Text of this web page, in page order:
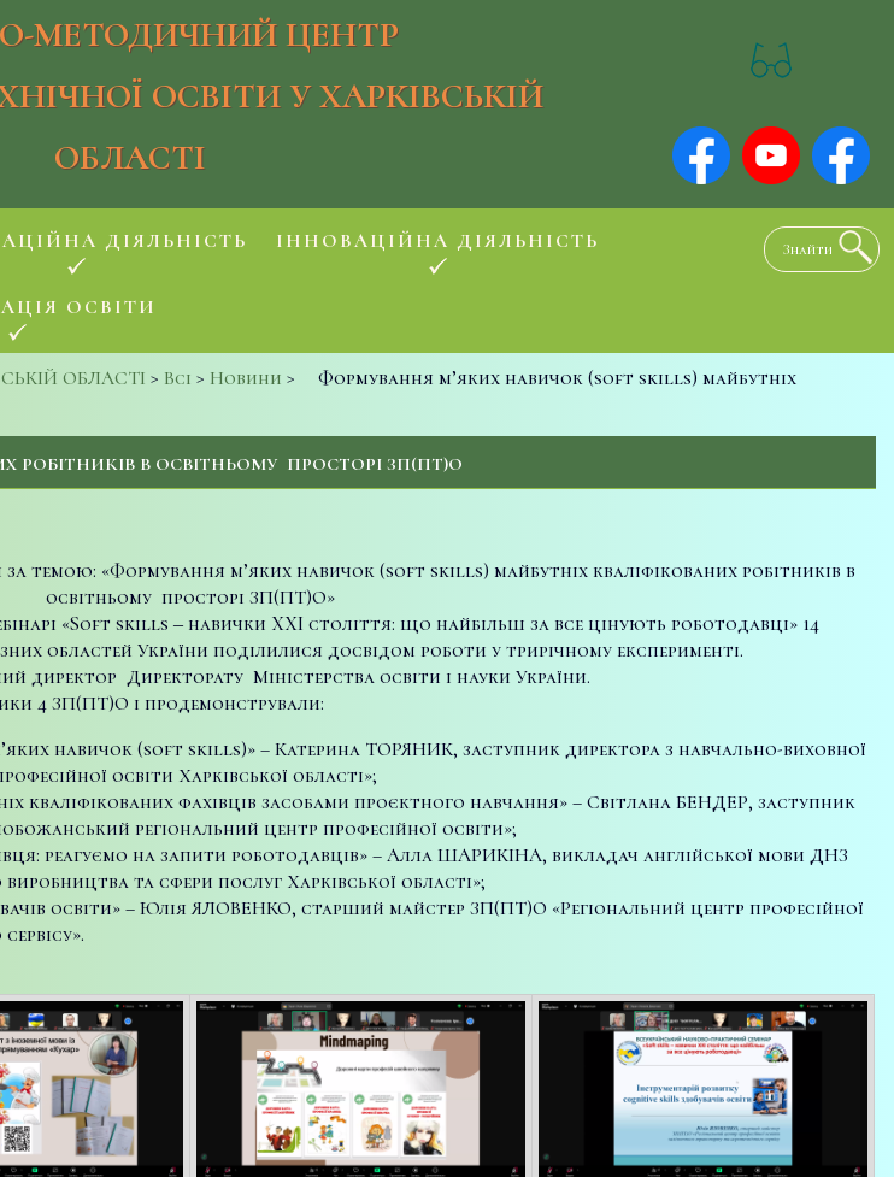
МЕТОДИЧНИЙ ЦЕНТР
ОСВІТИ У ХАРКІВСЬКІЙ
ОБЛАСТІ
ДІЯЛЬНІСТЬ ІННОВАЦІЙНА ДІЯЛЬНІСТЬ
ОСВІТИ
ОБЛАСТІ > Всі > Новини >
Формування м’яких навичок (soft skills) майбутніх
РОБІТНИКІВ В ОСВІТНЬОМУ ПРОСТОРІ ЗП(ПТ)О
темою: «Формування м’яких навичок (soft skills) майбутніх кваліфікованих робітників в
освітньому просторі ЗП(ПТ)О»
«Soft skills ‒ навички XXI століття: що найбільш за все цінують роботодавці» 14
областей України поділилися досвідом роботи у трирічному експерименті.
директор Директорату Міністерства освіти і науки України.
4 ЗП(ПТ)О і продемонстрували:
навичок (soft skills)» – Катерина ТОРЯНИК, заступник директора з навчально-виховної
освіти Харківської області»;
фахівців засобами проєктного навчання» – Світлана БЕНДЕР, заступник
регіональний центр професійної освіти»;
реагуємо на запити роботодавців» – Алла ШАРИКІНА, викладач англійської мови ДНЗ
та сфери послуг Харківської області»;
освіти» – Юлія ЯЛОВЕНКО, старший майстер ЗП(ПТ)О «Регіональний центр професійної